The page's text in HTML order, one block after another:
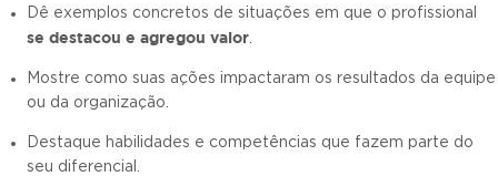
Dê exemplos concretos de situações em que o profissional
se destacou e agregou valor
Mostre como suas ações impactaram os resultados da equipe
ou da organização.
Destaque habilidades e competências que fazem parte do
seu diferencial.